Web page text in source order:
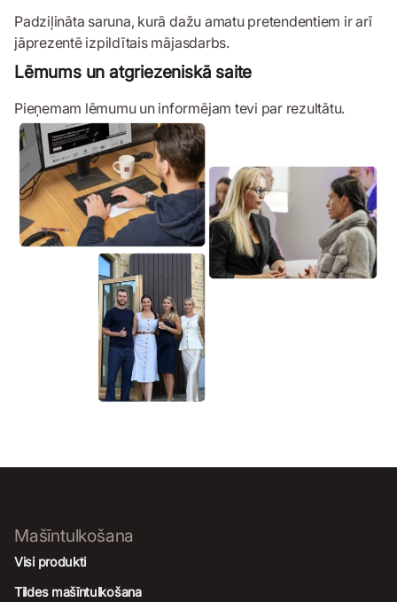
Padziļināta saruna, kurā dažu amatu pretendentiem ir arī
jāprezentē izpildītais mājasdarbs.
Lēmums un atgriezeniskā saite
Pieņemam lēmumu un informējam tevi par rezultātu.
Mašīntulkošana
Visi produkti
Tildes mašīntulkošana